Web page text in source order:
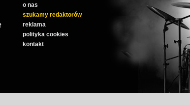
o nas
szukamy redaktorów
reklama
polityka cookies
kontakt